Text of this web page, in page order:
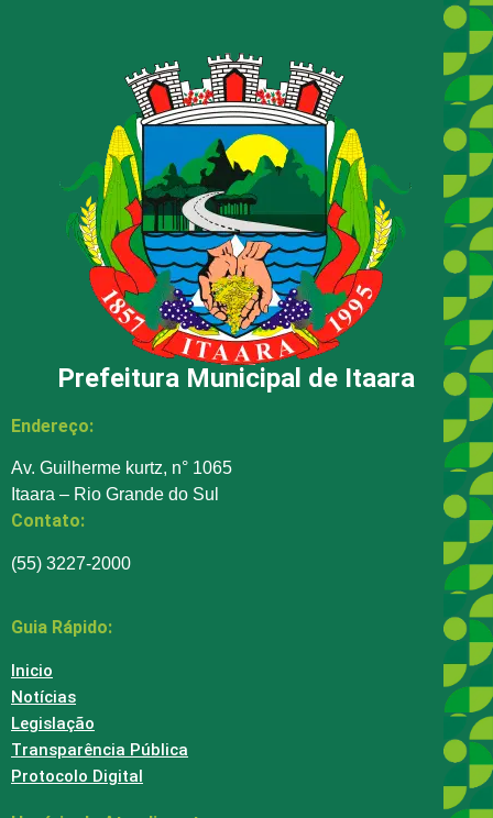
Prefeitura Municipal de Itaara
Endereço:
Av. Guilherme kurtz, n° 1065
Itaara – Rio Grande do Sul
Contato:
(55) 3227-2000
Guia Rápido:
Inicio
Notícias
Legislação
Transparência Pública
Protocolo Digital